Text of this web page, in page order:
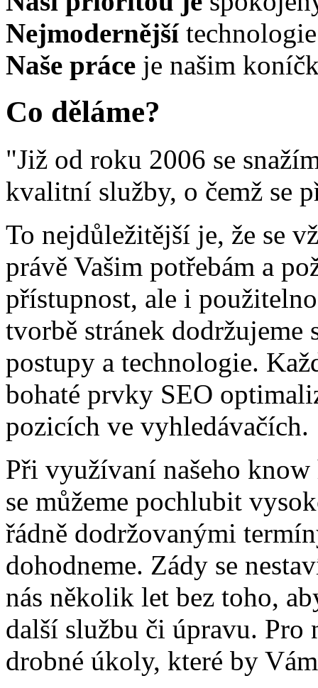
Nejmodernější technologie
Naše práce je našim
Co děláme?
"Již od roku 2006 se
kvalitní služby, o čemž se
To nejdůležitější je, že se
právě Vašim potřebám a
přístupnost, ale i
tvorbě stránek dodržujeme
postupy a technologie.
bohaté prvky SEO
pozicích ve vyhledávačích.
Při využívaní našeho
se můžeme pochlubit
řádně dodržovanými
dohodneme. Zády se
nás několik let bez toho,
další službu či úpravu. Pro
drobné úkoly, které by